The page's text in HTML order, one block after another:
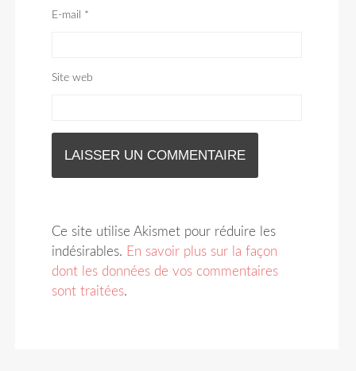
E-mail *
Site web
Ce site utilise Akismet pour réduire les
indésirables. En savoir plus sur la façon
dont les données de vos commentaires
sont traitées.